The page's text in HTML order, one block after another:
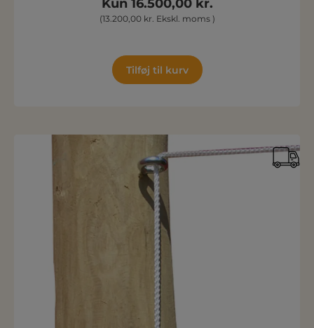
Kun 16.500,00 kr.
(13.200,00 kr. Ekskl. moms )
Tilføj til kurv